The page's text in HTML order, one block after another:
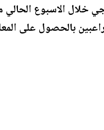
الاسبوع الحالي
بالحصول على